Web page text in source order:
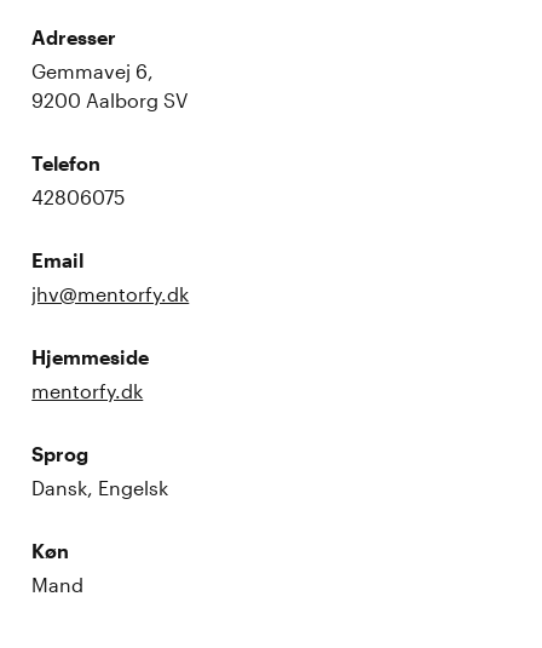
Adresser
Gemmavej 6,
9200 Aalborg SV
Telefon
42806075
Email
jhv@mentorfy.dk
Hjemmeside
mentorfy.dk
Sprog
Dansk, Engelsk
Køn
Mand